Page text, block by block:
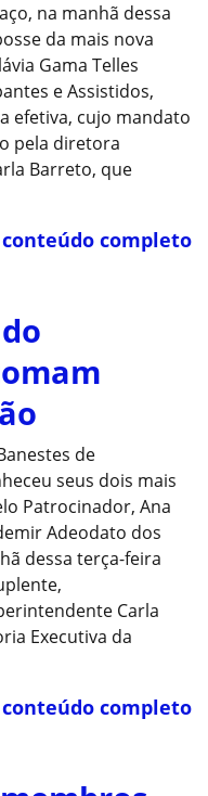
na manhã dessa
da mais nova
Gama Telles
e Assistidos,
efetiva, cujo mandato
pela diretora
Barreto, que
completo
de
seus dois mais
Patrocinador, Ana
Adeodato dos
dessa terça-feira
Carla
Executiva da
completo